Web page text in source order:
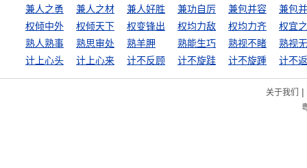
兼人之勇 兼人之材 兼人好胜 兼功自厉 兼包并容
兼包
权倾中外
权倾天下 权变锋出 权均力敌 权均力齐
权宜
熟人熟事
熟思审处 熟羊胛 熟能生巧 熟视不睹
熟视
计上心头
计上心来 计不反顾 计不旋跬 计不旋踵 计不
关于我们 |